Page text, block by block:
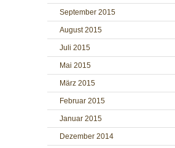
September 2015
August 2015
Juli 2015
Mai 2015
März 2015
Februar 2015
Januar 2015
Dezember 2014